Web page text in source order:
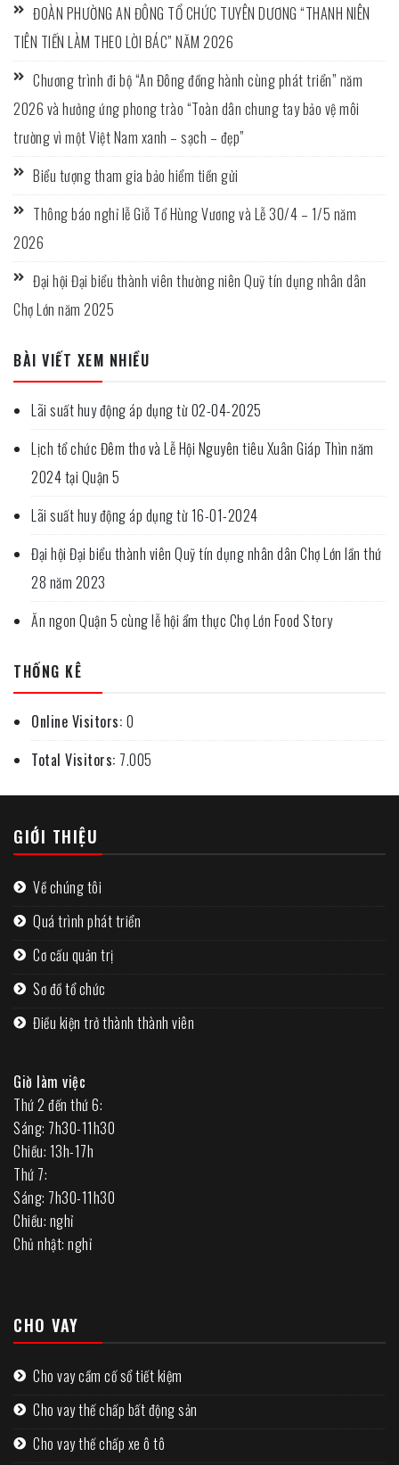
ĐOÀN PHƯỜNG AN ĐÔNG TỔ CHỨC TUYÊN DƯƠNG “THANH NIÊN
TIÊN TIẾN LÀM THEO LỜI BÁC” NĂM 2026
Chương trình đi bộ “An Đông đồng hành cùng phát triển” năm
2026 và hưởng ứng phong trào “Toàn dân chung tay bảo vệ môi
trường vì một Việt Nam xanh – sạch – đẹp”
Biểu tượng tham gia bảo hiểm tiền gửi
Thông báo nghỉ lễ Giỗ Tổ Hùng Vương và Lễ 30/4 – 1/5 năm
2026
Đại hội Đại biểu thành viên thường niên Quỹ tín dụng nhân dân
Chợ Lớn năm 2025
BÀI VIẾT XEM NHIỀU
Lãi suất huy động áp dụng từ 02-04-2025
Lịch tổ chức Đêm thơ và Lễ Hội Nguyên tiêu Xuân Giáp Thìn năm
2024 tại Quận 5
Lãi suất huy động áp dụng từ 16-01-2024
Đại hội Đại biểu thành viên Quỹ tín dụng nhân dân Chợ Lớn lần thứ
28 năm 2023
Ăn ngon Quận 5 cùng lễ hội ẩm thực Chợ Lớn Food Story
THỐNG KÊ
Online Visitors: 0
Total Visitors: 7.005
GIỚI THIỆU
Về chúng tôi
Quá trình phát triển
Cơ cấu quản trị
Sơ đồ tổ chức
Điều kiện trở thành thành viên
Giờ làm việc
Thứ 2 đến thứ 6:
Sáng: 7h30-11h30
Chiều: 13h-17h
Thứ 7:
Sáng: 7h30-11h30
Chiều: nghỉ
Chủ nhật: nghỉ
CHO VAY
Cho vay cầm cố sổ tiết kiệm
Cho vay thế chấp bất động sản
Cho vay thế chấp xe ô tô